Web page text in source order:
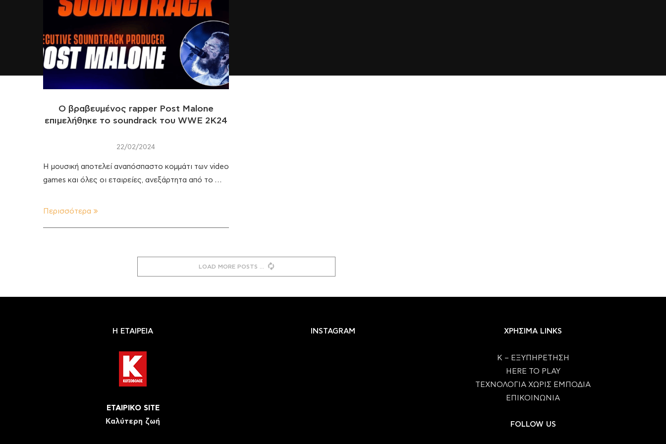
Ο βραβευμένος rapper Post Malone
επιμελήθηκε το soundrack του WWE 2K24
22/02/2024
Η μουσική αποτελεί αναπόσπαστο κομμάτι των video
games και όλες οι εταιρείες, ανεξάρτητα από το …
Περισσότερα
LOAD MORE POSTS
Η ΕΤΑΙΡΕΙΑ
ΕΤΑΙΡΙΚΟ SITE
Καλύτερη ζωή
INSTAGRAM ΧΡΗΣΙΜΑ LINKS
Κ – ΕΞΥΠΗΡΕΤΗΣΗ
HERE TO PLAY
ΤΕΧΝΟΛΟΓΙΑ ΧΩΡΙΣ ΕΜΠΟΔΙΑ
ΕΠΙΚΟΙΝΩΝΙΑ
FOLLOW US